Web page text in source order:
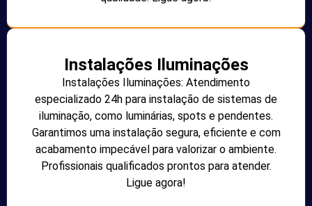
Instalações Iluminações
Instalações Iluminações: Atendimento
especializado 24h para instalação de sistemas de
iluminação, como luminárias, spots e pendentes.
Garantimos uma instalação segura, eficiente e com
acabamento impecável para valorizar o ambiente.
Profissionais qualificados prontos para atender.
Ligue agora!